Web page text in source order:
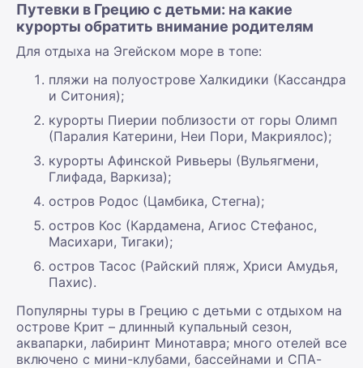
Путевки в Грецию с детьми: на какие
курорты обратить внимание родителям
Для отдыха на Эгейском море в топе:
пляжи на полуострове Халкидики (Кассандра
и Ситония);
курорты Пиерии поблизости от горы Олимп
(Паралия Катерини, Неи Пори, Макриялос);
курорты Афинской Ривьеры (Вульягмени,
Глифада, Варкиза);
остров Родос (Цамбика, Стегна);
остров Кос (Кардамена, Агиос Стефанос,
Масихари, Тигаки);
остров Тасос (Райский пляж, Хриси Амудья,
Пахис).
Популярны туры в Грецию с детьми с отдыхом на
острове Крит – длинный купальный сезон,
аквапарки, лабиринт Минотавра; много отелей все
включено с мини-клубами, бассейнами и СПА-